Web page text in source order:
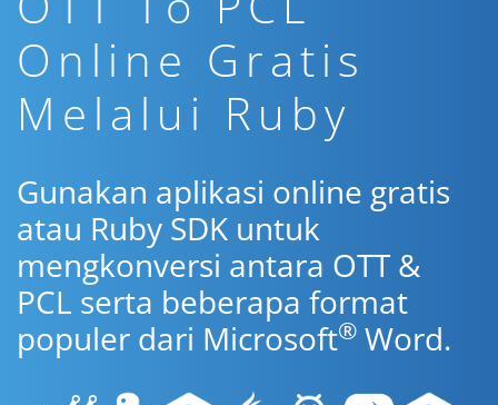
Online Gratis
Melalui Ruby
Gunakan aplikasi online gratis
atau Ruby SDK untuk
mengkonversi antara OTT &
PCL serta beberapa format
populer dari Microsoft® Word.